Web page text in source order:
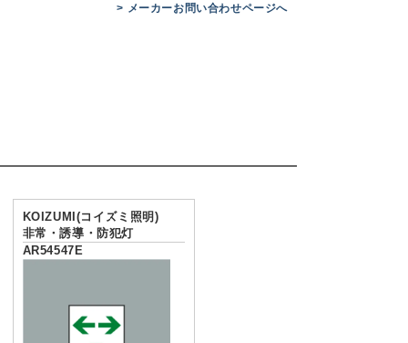
> メーカーお問い合わせページへ
KOIZUMI(コイズミ照明)
非常・誘導・防犯灯
AR54547E